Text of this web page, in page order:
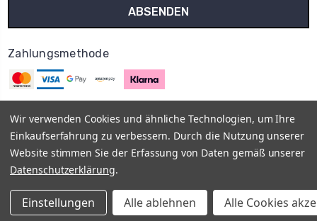
Zahlungsmethode
© 2013–2026 MyOnlyShop Vis a Vis E-Commerce UG Impressum
AGB Datenschutz Rückgabe- und Erstattungsrichtlinien -
Widerrufsrecht
Sitemap
Wir verwenden Cookies und ähnliche Technologien, um Ihre
Einkaufserfahrung zu verbessern. Durch die Nutzung unserer
Website stimmen Sie der Erfassung von Daten gemäß unserer
Datenschutzerklärung.
Einstellungen Alle ablehnen Alle Cookies